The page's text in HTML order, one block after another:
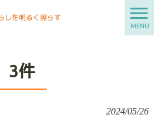
MENU
3件
2024/05/26